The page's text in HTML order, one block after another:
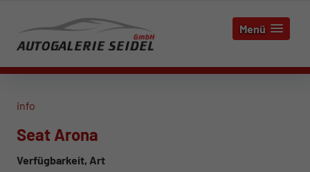
Menü
info
Seat Arona
Verfügbarkeit, Art